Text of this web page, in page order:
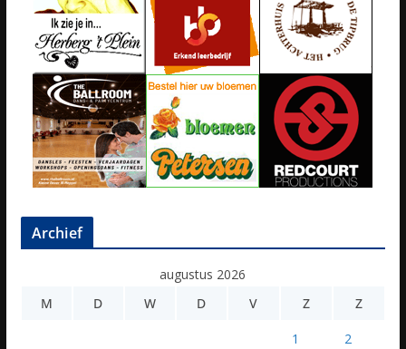
Archief
augustus 2026
M
D W D V Z Z
1 2